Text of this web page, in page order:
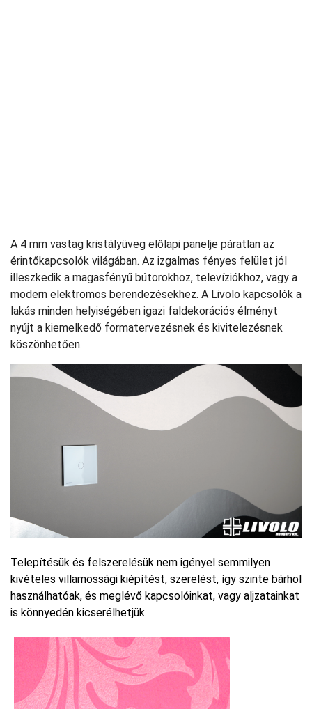
A 4 mm vastag kristályüveg előlapi panelje páratlan az
érintőkapcsolók világában. Az izgalmas fényes felület jól
illeszkedik a magasfényű bútorokhoz, televíziókhoz, vagy a
modern elektromos berendezésekhez. A Livolo kapcsolók a
lakás minden helyiségében igazi faldekorációs élményt
nyújt a kiemelkedő formatervezésnek és kivitelezésnek
köszönhetően.
Telepítésük és felszerelésük nem igényel semmilyen
kivételes villamossági kiépítést, szerelést, így szinte bárhol
használhatóak, és meglévő kapcsolóinkat, vagy aljzatainkat
is könnyedén kicserélhetjük.